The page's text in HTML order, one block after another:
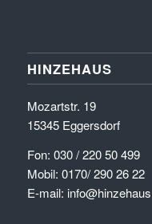
HINZEHAUS
Mozartstr. 19
15345 Eggersdorf
Fon: 030 / 220 50 499
Mobil: 0170/ 290 26 22
E-mail: